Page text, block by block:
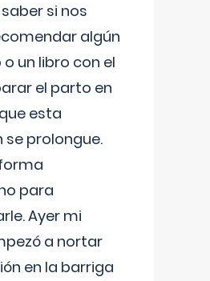
si nos
algún
un libro con el
el parto en
esta
se prolongue.
para
Ayer mi
a nortar
en la barriga